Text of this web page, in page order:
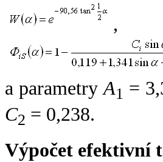
,
a parametryA1 =
C2 = 0,238.
Výpočet efektivní